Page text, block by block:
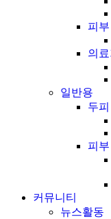
피부
의료
일반용
두피
피부
커뮤니티
뉴스활동